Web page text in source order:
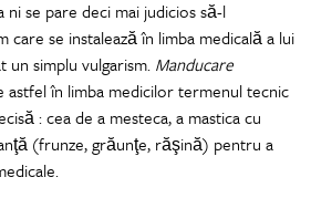
ni se pare deci mai judicios să-l
care se instalează în limba medicală a lui
un simplu vulgarism. Manducare
astfel în limba medicilor termenul tecnic
: cea de a mesteca, a mastica cu
(frunze, grăunţe, răşină) pentru a